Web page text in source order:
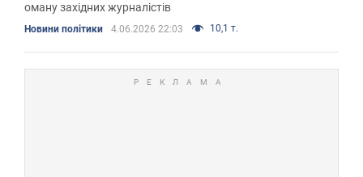
оману західних журналістів
Новини політики 4.06.2026 22:03 10,1 т.